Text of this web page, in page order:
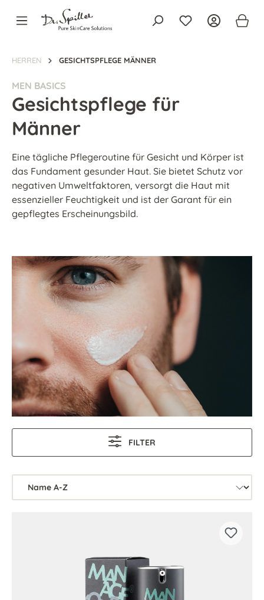
springen
HERREN GESICHTSPFLEGE MÄNNER
MEN BASICS
Gesichtspflege für
Männer
Eine tägliche Pflegeroutine für Gesicht und Körper ist
das Fundament gesunder Haut. Sie bietet Schutz vor
negativen Umweltfaktoren, versorgt die Haut mit
essenzieller Feuchtigkeit und ist der Garant für ein
gepflegtes Erscheinungsbild.
FILTER